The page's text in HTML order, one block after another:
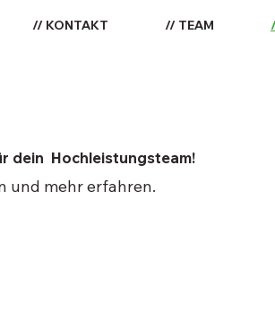
// KONTAKT // TEAM
dein Hochleistungsteam!
und mehr erfahren.